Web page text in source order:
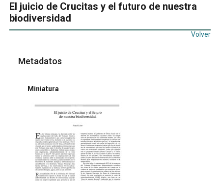
El juicio de Crucitas y el futuro de nuestra
biodiversidad
Volver
Metadatos
Miniatura